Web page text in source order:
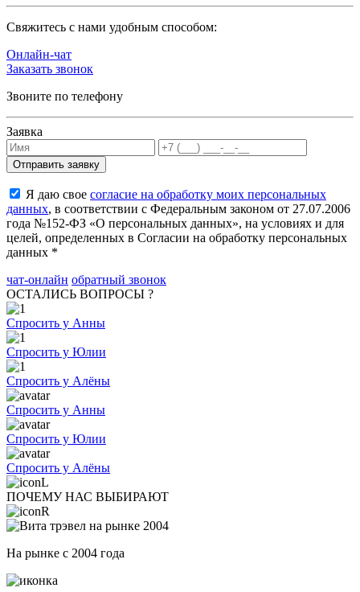
Cвяжитесь с нами удобным способом:
Онлайн-чат
Заказать звонок
Звоните по телефону
Заявка
Я даю свое согласие на обработку моих персональных
данных, в соответствии с Федеральным законом от 27.07.2006
года №152-ФЗ «О персональных данных», на условиях и для
целей, определенных в Согласии на обработку персональных
данных *
чат-онлайн обратный звонок
ОСТАЛИСЬ ВОПРОСЫ ?
Спросить у Анны
Спросить у Юлии
Спросить у Алёны
Спросить у Анны
Спросить у Юлии
Спросить у Алёны
ПОЧЕМУ НАС ВЫБИРАЮТ
На рынке с 2004 года